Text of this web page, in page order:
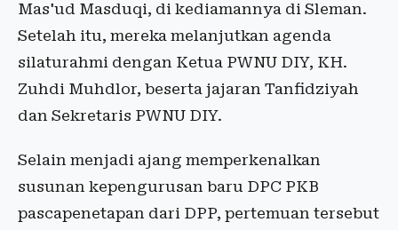
Mas'ud Masduqi, di kediamannya di Sleman.
Setelah itu, mereka melanjutkan agenda
silaturahmi dengan Ketua PWNU DIY, KH.
Zuhdi Muhdlor, beserta jajaran Tanfidziyah
dan Sekretaris PWNU DIY.
Selain menjadi ajang memperkenalkan
susunan kepengurusan baru DPC PKB
pascapenetapan dari DPP, pertemuan tersebut